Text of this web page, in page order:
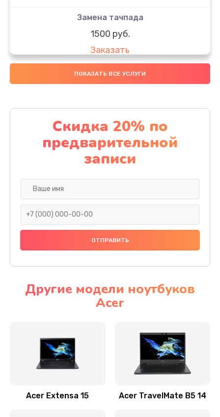
Замена тачпада
1500 руб.
Заказать
Замена южного моста
Заказать
Чистка от пыли
1060 руб.
Заказать
Ремонт подсветки
Настройка BIOS
Замена видеочипа
Заказать
ПОКАЗАТЬ ВСЕ УСЛУГИ
Скидка 20% по
предварительной
записи
Другие модели ноутбуков
Acer
Acer Extensa 15 Acer TravelMate B5 14